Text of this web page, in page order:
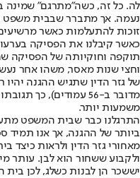
לה. כל זה, כשה"מתרגם" שמינה
נעמה. אך מתברר שבבית משפט
זוכות להתעלמות כאשר
כאשר קיבלנו את הפסיקה
תוקפה וחוקיותה של הפסיקה
וחצי שנות מאסר, משהו אחר
של גזר הדין שתגיש ההגנה
מדובר ב-56 עמודים),
משמעות יותר.
התרגלנו כבר שבית המשפט
ביותר של ההגנה, אך אנו תמיד
מאחורי גזר הדין ולראות
ולקבוע ששחור הוא לבן. עותר
יששכר הן לבנות כשלג, לכן